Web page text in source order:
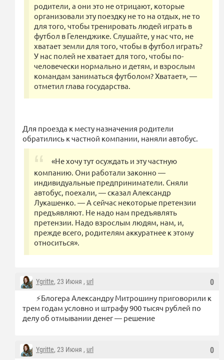
родители, а они это не отрицают, которые
организовали эту поездку не то на отдых, не то
для того, чтобы тренировать людей играть в
футбол в Геленджике. Слушайте, у нас что, не
хватает земли для того, чтобы в футбол играть?
У нас полей не хватает для того, чтобы по-
человечески нормально и детям, и взрослым
командам заниматься футболом? Хватает», —
отметил глава государства.
Для проезда к месту назначения родители
обратились к частной компании, наняли автобус.
«Не хочу тут осуждать и эту частную
компанию. Они работали законно —
индивидуальные предприниматели. Сняли
автобус, поехали, — сказал Александр
Лукашенко. — А сейчас некоторые претензии
предъявляют. Не надо нам предъявлять
претензии. Надо взрослым людям, нам, и,
прежде всего, родителям аккуратнее к этому
относиться».
0
Ygritte, 23 Июня , url
⚡️Блогера Александру Митрошину приговорили к
трем годам условно и штрафу 900 тысяч рублей по
делу об отмывании денег — решение
0
Ygritte, 23 Июня , url